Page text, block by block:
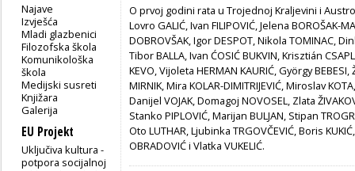
Najave
Izvješća
Mladi glazbenici
Filozofska škola
Komunikološka
škola
Medijski susreti
Knjižara
Galerija
EU Projekt
Uključiva kultura -
potpora socijalnoj
O prvoj godini rata u Trojednoj Kraljevini i
Lovro GALIĆ, Ivan FILIPOVIĆ, Jelena BOROŠAK-
DOBROVŠAK, Igor DESPOT, Nikola TOMINAC,
Tibor BALLA, Ivan ĆOSIĆ BUKVIN, Krisztián
KEVO, Vijoleta HERMAN KAURIĆ, György
MIRNIK, Mira KOLAR-DIMITRIJEVIĆ, Miroslav
Danijel VOJAK, Domagoj NOVOSEL, Zlata
Stanko PIPLOVIĆ, Marijan BULJAN, Stipan
Oto LUTHAR, Ljubinka TRGOVČEVIĆ, Boris
OBRADOVIĆ i Vlatka VUKELIĆ.